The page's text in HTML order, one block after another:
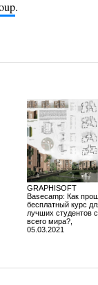
.
GRAPHISOFT
Basecamp: Как
бесплатный курс
лучших студентов
всего мира?,
05.03.2021